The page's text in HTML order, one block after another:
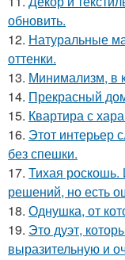
обновить.
12. Натуральные
оттенки.
13. Минимализм, в
14. Прекрасный
15. Квартира с
16. Этот интерьер
без спешки.
17. Тихая роскошь.
решений, но есть
18. Однушка, от
19. Это дуэт,
выразительную и